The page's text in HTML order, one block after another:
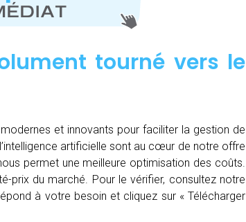
tourné vers le
et innovants pour faciliter la gestion de
artificielle sont au cœur de notre offre
permet une meilleure optimisation des coûts.
prix du marché. Pour le vérifier, consultez notre
à votre besoin et cliquez sur « Télécharger